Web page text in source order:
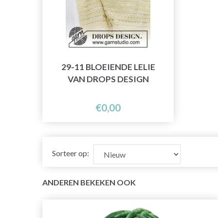
29-11 BLOEIENDE LELIE
VAN DROPS DESIGN
€0,00
Sorteer op:
ANDEREN BEKEKEN OOK